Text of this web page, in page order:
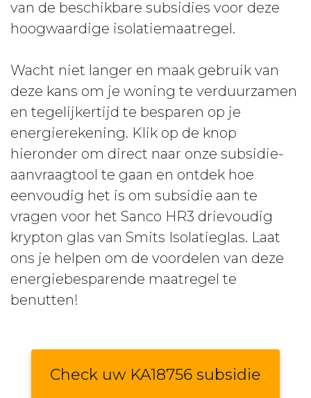
van de beschikbare subsidies voor deze
hoogwaardige isolatiemaatregel.
Wacht niet langer en maak gebruik van
deze kans om je woning te verduurzamen
en tegelijkertijd te besparen op je
energierekening. Klik op de knop
hieronder om direct naar onze subsidie-
aanvraagtool te gaan en ontdek hoe
eenvoudig het is om subsidie aan te
vragen voor het Sanco HR3 drievoudig
krypton glas van Smits Isolatieglas. Laat
ons je helpen om de voordelen van deze
energiebesparende maatregel te
benutten!
Check uw KA18756 subsidie